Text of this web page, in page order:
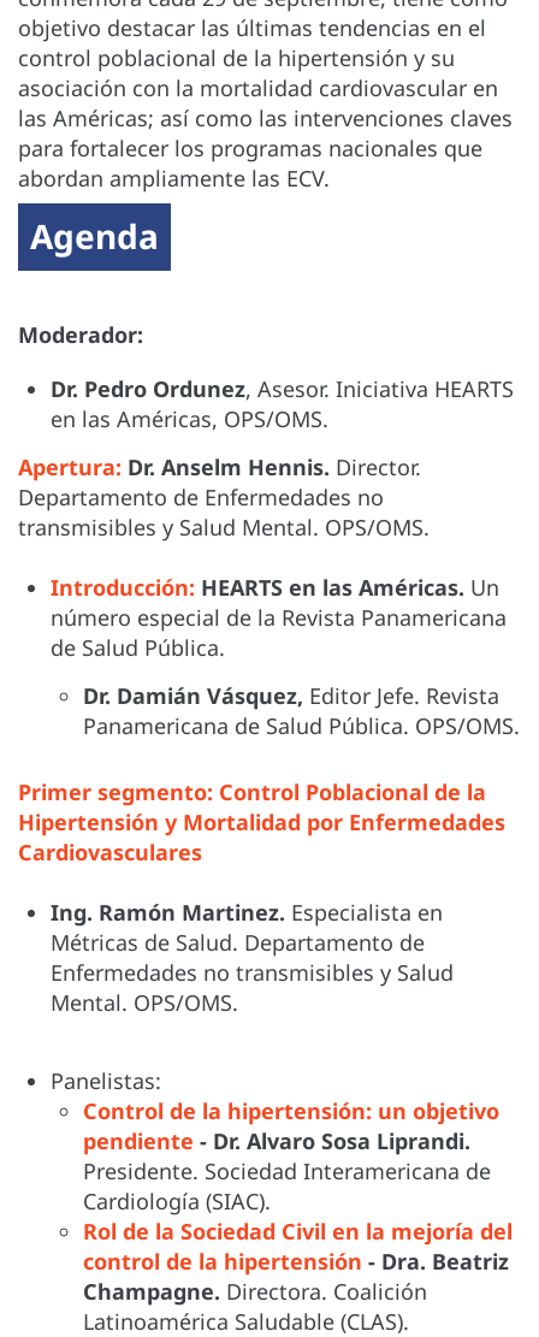
objetivo destacar las últimas tendencias en el
control poblacional de la hipertensión y su
asociación con la mortalidad cardiovascular en
las Américas; así como las intervenciones claves
para fortalecer los programas nacionales que
abordan ampliamente las ECV.
Agenda
Moderador:
Dr. Pedro Ordunez, Asesor. Iniciativa HEARTS
en las Américas, OPS/OMS.
Apertura: Dr. Anselm Hennis. Director.
Departamento de Enfermedades no
transmisibles y Salud Mental. OPS/OMS.
Introducción: HEARTS en las Américas. Un
número especial de la Revista Panamericana
de Salud Pública.
Dr. Damián Vásquez, Editor Jefe. Revista
Panamericana de Salud Pública. OPS/OMS.
Primer segmento: Control Poblacional de la
Hipertensión y Mortalidad por Enfermedades
Cardiovasculares
Ing. Ramón Martinez. Especialista en
Métricas de Salud. Departamento de
Enfermedades no transmisibles y Salud
Mental. OPS/OMS.
Panelistas:
Control de la hipertensión: un objetivo
pendiente - Dr. Alvaro Sosa Liprandi.
Presidente. Sociedad Interamericana de
Cardiología (SIAC).
Rol de la Sociedad Civil en la mejoría del
control de la hipertensión - Dra. Beatriz
Champagne. Directora. Coalición
Latinoamérica Saludable (CLAS).